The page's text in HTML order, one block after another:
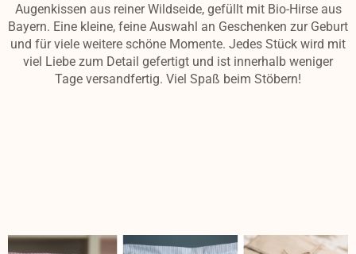
Augenkissen aus reiner Wildseide, gefüllt mit Bio-Hirse aus
Bayern. Eine kleine, feine Auswahl an Geschenken zur Geburt
und für viele weitere schöne Momente. Jedes Stück wird mit
viel Liebe zum Detail gefertigt und ist innerhalb weniger
Tage versandfertig. Viel Spaß beim Stöbern!